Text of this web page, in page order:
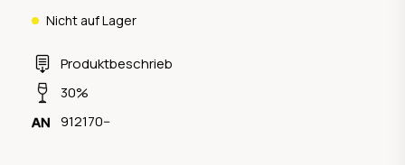
Produktbeschrieb
30%
912170--
Nicht auf Lager